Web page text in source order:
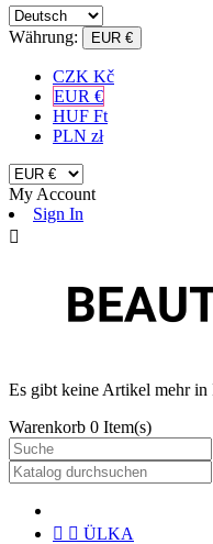
Währung: EUR €
CZK Kč
EUR €
HUF Ft
PLN zł
My Account
Sign In

Es gibt keine Artikel mehr in
Warenkorb 0 Item(s)
  ÜLKA